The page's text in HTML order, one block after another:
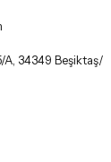
A, 34349 Beşiktaş/